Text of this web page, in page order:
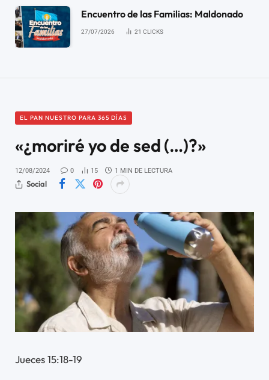
Encuentro de las Familias: Maldonado
27/07/2026 21 CLICKS
EL PAN NUESTRO PARA 365 DÍAS
«¿moriré yo de sed (…)?»
12/08/2024 0 15 1 MIN DE LECTURA
Social
Jueces 15:18-19